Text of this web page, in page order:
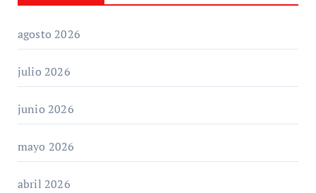
agosto 2026
julio 2026
junio 2026
mayo 2026
abril 2026